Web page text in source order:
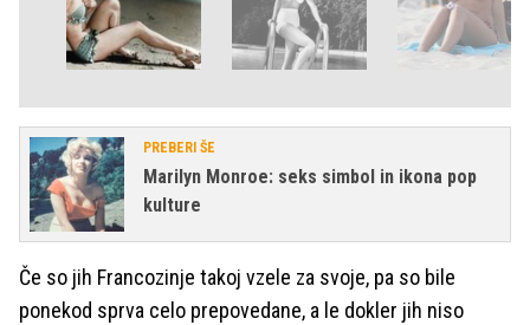
PREBERI ŠE
Marilyn Monroe: seks simbol in ikona pop
kulture
Če so jih Francozinje takoj vzele za svoje, pa so bile
ponekod sprva celo prepovedane, a le dokler jih niso